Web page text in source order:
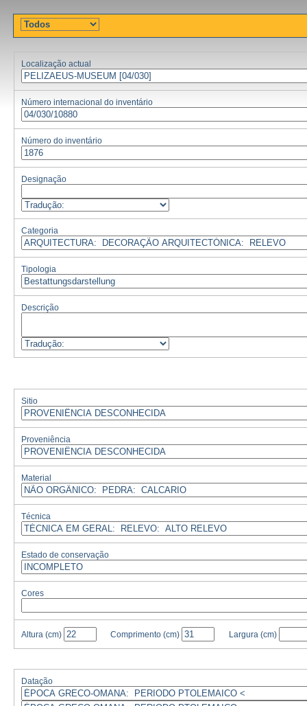
Localização actual
Número internacional do inventário
Número do inventário
Designação
Categoria
Tipologia
Descrição
Sitio
Proveniência
Material
Técnica
Estado de conservação
Cores
Altura (cm) Comprimento (cm) Largura (cm)
Datação